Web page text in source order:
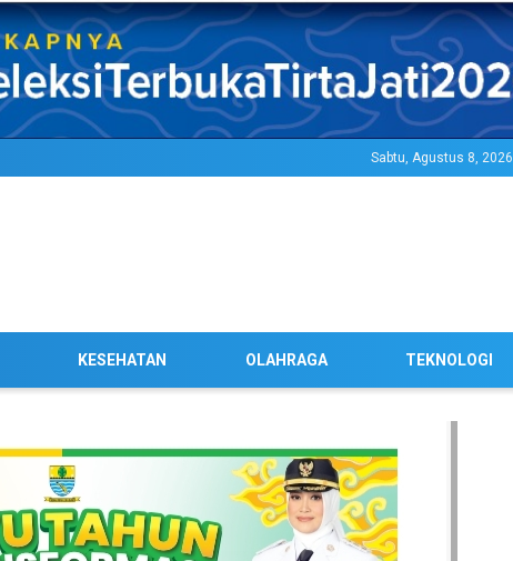
Sabtu, Agustus 8, 2026
KESEHATAN OLAHRAGA TEKNOLOGI